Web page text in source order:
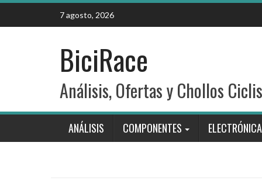
Skip
content
7 agosto, 2026
BiciRace
Análisis, Ofertas y Chollos
ANÁLISIS COMPONENTES ELECTRÓNICA